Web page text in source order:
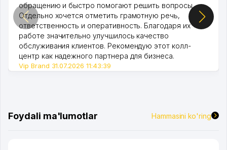
обращению и быстро помогают решить вопросы.
Отдельно хочется отметить грамотную речь,
ответственность и оперативность. Благодаря их
работе значительно улучшилось качество
обслуживания клиентов. Рекомендую этот колл-
центр как надежного партнера для бизнеса.
Vip Brand 31.07.2026 11:43:39
Foydali ma'lumotlar Hammasini ko'ring